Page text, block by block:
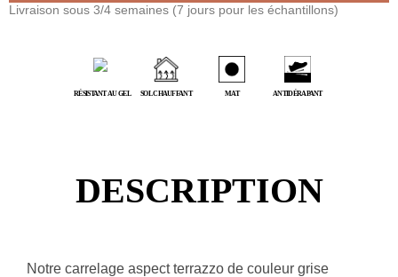
Livraison sous 3/4 semaines (7 jours pour les échantillons)
RÉSISTANT AU GEL SOL CHAUFFANT MAT ANTIDÉRAPANT
DESCRIPTION
Notre carrelage aspect terrazzo de couleur grise